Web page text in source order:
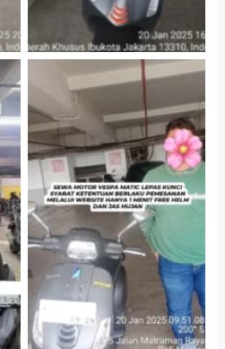
Cityplaza Jatinegara
Gedung Parkir P6A